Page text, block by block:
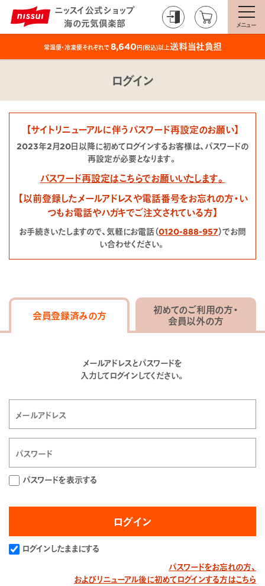
ニッスイ公式ショップ
海の元気倶楽部
メニュー
常温便・冷凍便それぞれで8,640円(税込)以上送料当社負担
ログイン
【サイトリニューアルに伴うパスワード再設定のお願い】
2023年2月20日以降に初めてログインするお客様は、パスワードの
再設定が必要となります。
パスワード再設定はこちらでお願いいたします。
【以前登録したメールアドレスや電話番号をお忘れの方・い
つもお電話やハガキでご注文されている方】
お手続きいたしますので、気軽にお電話（0120-888-957）でお問
い合わせください。
会員登録済みの方 初めてのご利用の方・
会員以外の方
メールアドレスとパスワードを
入力してログインしてください。
パスワードを表示する
ログインしたままにする
パスワードをお忘れの方、
およびリニューアル後に初めてログインする方はこちら